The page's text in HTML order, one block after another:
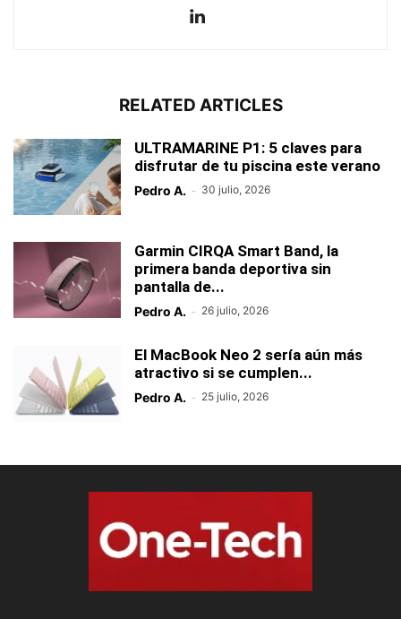
RELATED ARTICLES
ULTRAMARINE P1: 5 claves para
disfrutar de tu piscina este verano
Pedro A. - 30 julio, 2026
Garmin CIRQA Smart Band, la
primera banda deportiva sin
pantalla de...
Pedro A. - 26 julio, 2026
El MacBook Neo 2 sería aún más
atractivo si se cumplen...
Pedro A. - 25 julio, 2026